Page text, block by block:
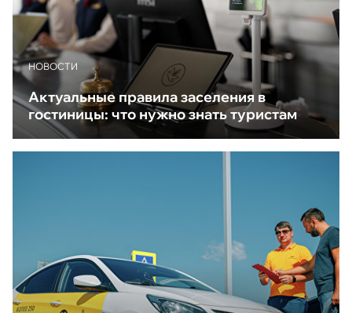
НОВОСТИ
Актуальные правила заселения в
гостиницы: что нужно знать туристам